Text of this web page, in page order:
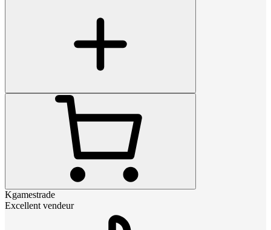
Kgamestrade
Excellent vendeur